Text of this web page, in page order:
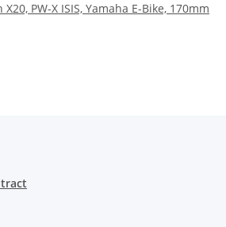
PW-X ISIS, Yamaha E-Bike, 170mm